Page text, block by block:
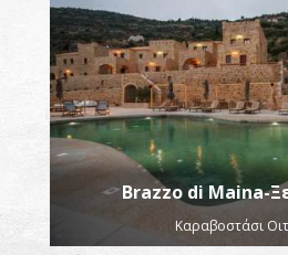
Brazzo di Maina-
Καραβοστάσι